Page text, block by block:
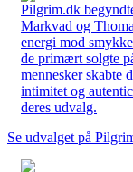
Pilgrim.dk
Markvad og
energi mod
de primært solgte
mennesker skabte
intimitet og
deres udvalg.
Se udvalget på